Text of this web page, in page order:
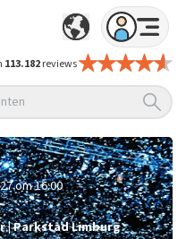
113.182reviews
om 16:00
|Parkstad Limburg